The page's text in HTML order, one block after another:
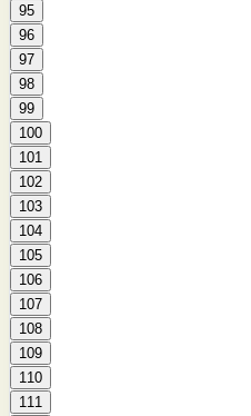
95
96
97
98
99
100
101
102
103
104
105
106
107
108
109
110
111